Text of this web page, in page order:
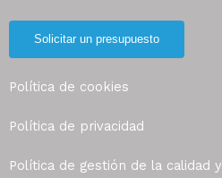
Solicitar un presupuesto
Política de cookies
Política de privacidad
Política de gestión de la calidad